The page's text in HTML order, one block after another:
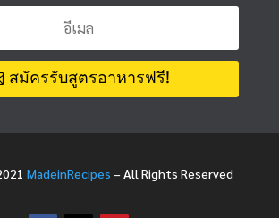
สมัครรับสูตรอาหารฟรี!
MadeinRecipes – All Rights Reserved